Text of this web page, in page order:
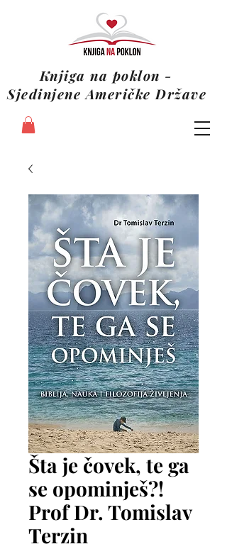
Knjiga na poklon -
Sjedinjene Američke Države
Šta je čovek, te ga
se opominješ?!
Prof Dr. Tomislav
Terzin